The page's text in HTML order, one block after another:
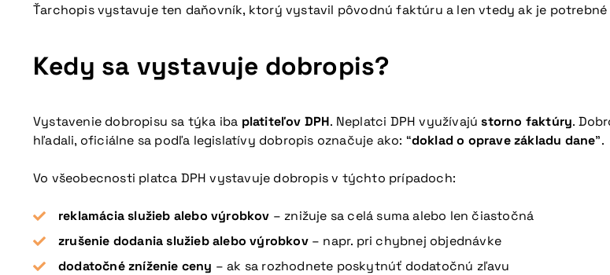
Ťarchopis vystavuje ten daňovník, ktorý vystavil pôvodnú faktúru a len vtedy ak je
Kedy sa vystavuje dobropis?
Vystavenie dobropisu sa týka iba platiteľov DPH. Neplatci DPH využívajústorno faktúry.
hľadali, oficiálne sa podľa legislatívy dobropis označuje ako: “doklad o oprave základu dane”.
Vo všeobecnosti platca DPH vystavuje dobropis v týchto prípadoch:
reklamácia služieb alebo výrobkov – znižuje sa celá suma alebo len čiastočná
zrušenie dodania služieb alebo výrobkov– napr. pri chybnej objednávke
dodatočné zníženie ceny – ak sa rozhodnete poskytnúť dodatočnú zľavu